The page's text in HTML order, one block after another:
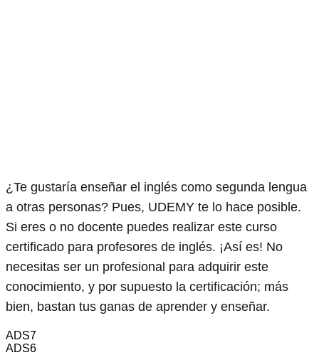
¿Te gustaría enseñar el inglés como segunda lengua
a otras personas? Pues, UDEMY te lo hace posible.
Si eres o no docente puedes realizar este curso
certificado para profesores de inglés. ¡Así es! No
necesitas ser un profesional para adquirir este
conocimiento, y por supuesto la certificación; más
bien, bastan tus ganas de aprender y enseñar.
ADS7
ADS6